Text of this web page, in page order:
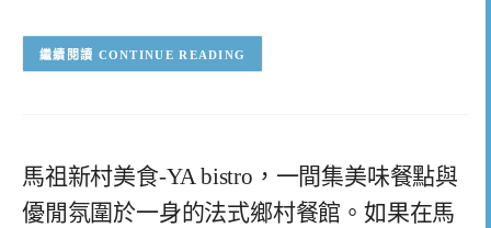
CONTINUE READING
馬祖新村美食-YA bistro，一間集美味餐點與
優閒氛圍於一身的法式鄉村餐館。如果在馬